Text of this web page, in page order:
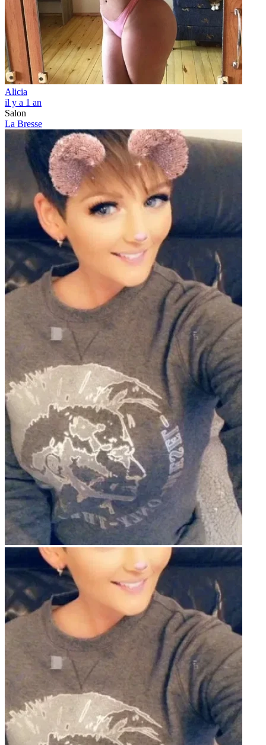
Alicia
il y a 1 an
Salon
La Bresse